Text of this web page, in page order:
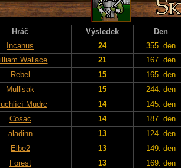
Hráč Výsledek
Den
Incanus 24
355. den
Wallace 21
167. den
Rebel 15
165. den
Mullisak 15
244. den
Mudrc 14
145. den
Cosac 14
187. den
aladinn 13
124. den
Elbe2 13
149. den
Forest 13
169. den